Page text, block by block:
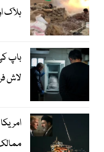
ہلاک اور 50 زخمی ہوگئے؛
باپ
لاش